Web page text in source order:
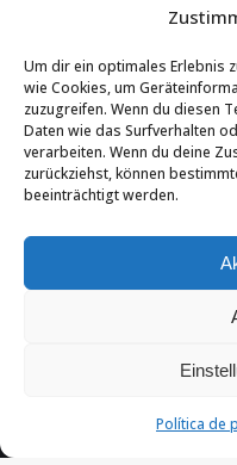
Um dir ein optimales Erlebnis
wie Cookies, um
zuzugreifen. Wenn du diesen
Daten wie das Surfverhalten
verarbeiten. Wenn du deine
zurückziehst, können
beeinträchtigt werden.
Política de
Derecho y GPS
Preguntas frecuentes
Formulario de contacto
Aviso legal
Política de privacidad